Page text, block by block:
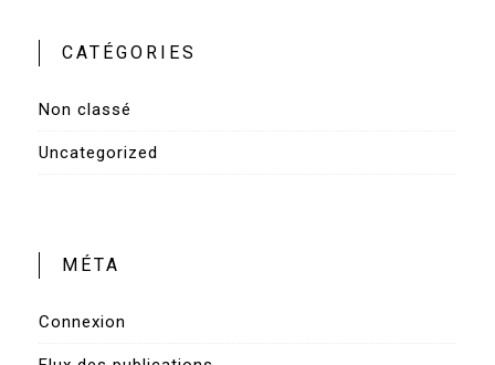
CATÉGORIES
Non classé
Uncategorized
MÉTA
Connexion